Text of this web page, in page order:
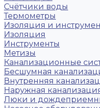
Счётчики воды
Термометры
Изоляция и
Изоляция
Инструменты
Метизы
Канализационные
Бесшумная
Внутренняя
Наружная
Люки и